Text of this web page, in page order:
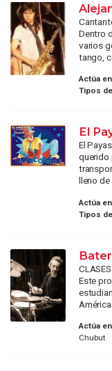
Dentro
varios
tango,
Actúa
Tipos
El
El
querido
lleno de
Actúa
Tipos
Este
América
Actúa
Chubut